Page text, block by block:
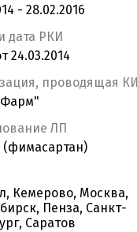
- 28.02.2016
дата РКИ
24.03.2014
проводящая КИ
ЛП
(фимасартан)
Кемерово, Москва,
Пенза, Санкт-
Саратов